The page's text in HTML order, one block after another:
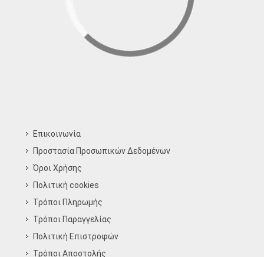
Επικοινωνία
Προστασία Προσωπικών Δεδομένων
Όροι Χρήσης
Πολιτική cookies
Τρόποι Πληρωμής
Τρόποι Παραγγελίας
Πολιτική Επιστροφών
Τρόποι Aποστολής